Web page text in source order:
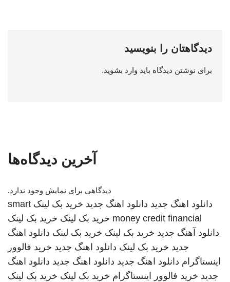
دیدگاهتان را بنویسید
برای نوشتن دیدگاه باید وارد بشوید.
آخرین دیدگاه‌ها
دیدگاهی برای نمایش وجود ندارد.
دانلود اهنگ جدید دانلود اهنگ جدید خرید بک لینک smart
money credit financial خرید بک لینک خرید بک لینک
دانلود آهنگ جدید خرید بک لینک خرید بک لینک دانلود اهنگ
جدید خرید بک لینک دانلود اهنگ جدید خرید فالوور
اینستاگرام دانلود اهنگ جدید دانلود اهنگ جدید دانلود اهنگ
جدید خرید فالوور اینستاگرام خرید بک لینک خرید بک لینک